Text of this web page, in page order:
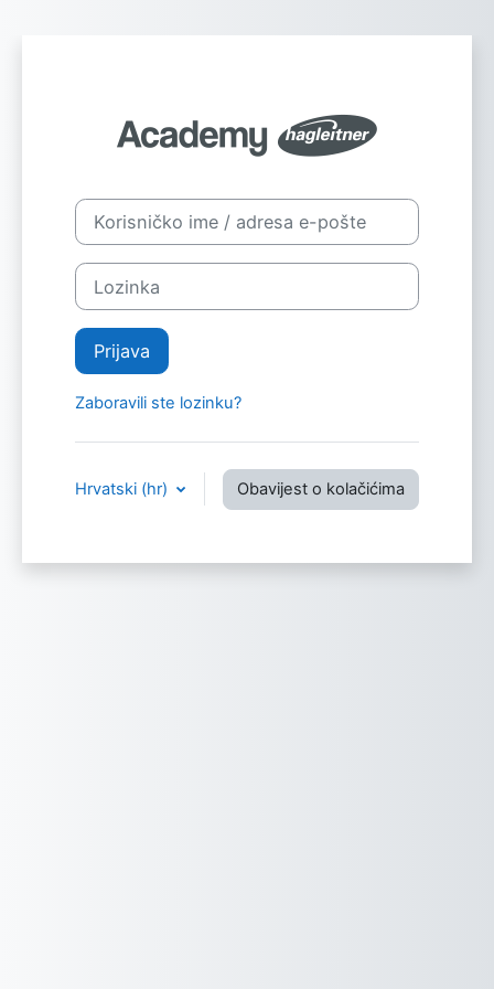
Prijavi se na
Korisničko ime / adresa e-pošte
Lozinka
Prijava
Zaboravili ste lozinku?
Hrvatski ‎(hr)‎ Obavijest o kolačićima